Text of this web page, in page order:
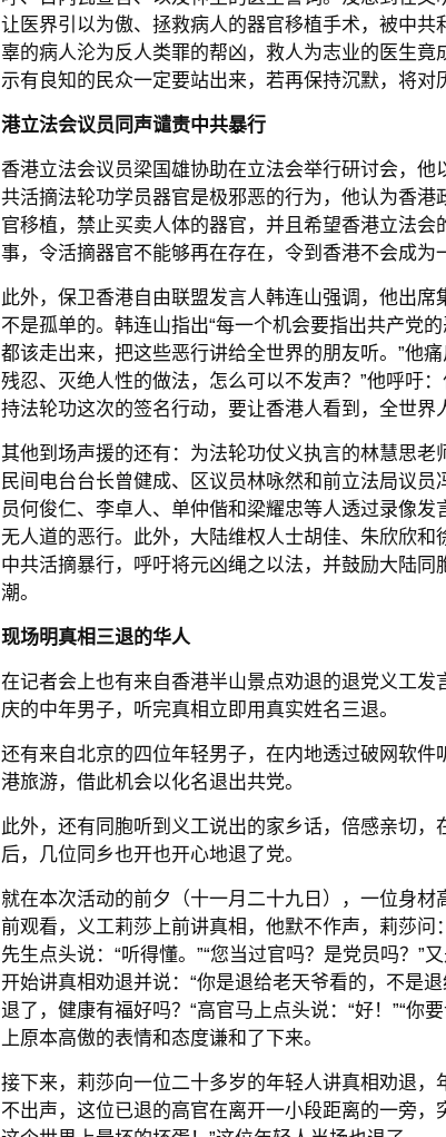
让医界引以为傲、拯救病人的器官移植手术，被中
辜的病人沦为反人类罪的帮凶，救人为志业的医生竟
示有良知的民众一定要站出来，若再保持沉默，将对
港立法会议员同声谴责中共暴行
香港立法会议员梁国雄协助在立法会举行研讨会，他
共活摘法轮功学员器官是极邪恶的行为，他认为香
官移植，禁止买卖人体的器官，并且希望香港立法
事，令活摘器官不能够再在存在，令到香港不会成为
此外，保卫香港自由联盟发言人韩连山强调，他出席
不是孤单的。韩连山指出“每一个机会要指出共产党
都该走出来，把这些恶行讲给全世界的朋友听。”他
残忍、灭绝人性的做法，怎么可以不发声？”他呼吁
持法轮功这次的签名行动，要让香港人看到，全世界
其他到场声援的还有：为法轮功仗义执言的林慧思
民间电台台长曾健成、区议员林咏然和前立法局议员
员何俊仁、李卓人、单仲偕和梁耀忠等人透过录像
无人道的恶行。此外，大陆维权人士胡佳、朱欣欣和
中共活摘暴行，呼吁将元凶绳之以法，并鼓励大陆同
潮。
现场明真相三退的华人
在记者会上也有来自香港半山景点劝退的退党义工发
庆的中年男子，听完真相立即用真实姓名三退。
还有来自北京的四位年轻男子，在内地透过破网软件
港旅游，借此机会以化名退出共党。
此外，还有同胞听到义工说出的家乡话，倍感亲切，
后，几位同乡也开也开心地退了党。
就在本次活动的前夕（十一月二十九日），一位身材
前观看，义工莉莎上前讲真相，他默不作声，莉莎问
先生点头说：“听得懂。”“您当过官吗？是党员吗？”
开始讲真相劝退并说：“你是退给老天爷看的，不是
退了，健康有福好吗？“高官马上点头说：“好！”“你
上原本高傲的表情和态度谦和了下来。
接下来，莉莎向一位二十多岁的年轻人讲真相劝退
不出声，这位已退的高官在离开一小段距离的一旁，